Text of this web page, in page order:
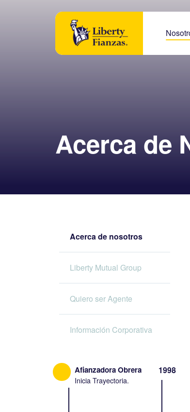
Acerca de
Acerca de nosotros
Liberty Mutual Group
Quiero ser Agente
Información Corporativa
Afianzadora Obrera
Inicia Trayectoria.
1998